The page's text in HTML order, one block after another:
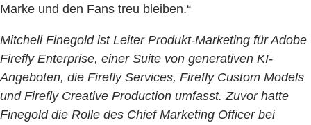
Marke und den Fans treu bleiben.“
Mitchell Finegold ist Leiter Produkt-Marketing für Adobe
Firefly Enterprise, einer Suite von generativen KI-
Angeboten, die Firefly Services, Firefly Custom Models
und Firefly Creative Production umfasst. Zuvor hatte
Finegold die Rolle des Chief Marketing Officer bei